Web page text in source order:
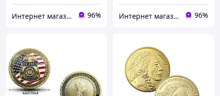
Интернет магазин GSM-V 96% Интернет магазин GSM-V 96%